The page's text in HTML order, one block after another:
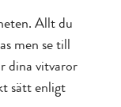
Allt du
men se till
dina vitvaror
sätt enligt